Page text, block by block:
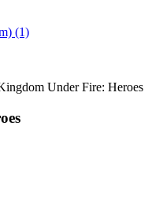
(1)
Under Fire: Heroes